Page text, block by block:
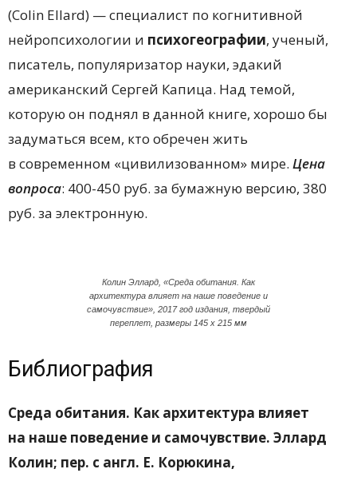
(Colin Ellard) — специалист по когнитивной
нейропсихологии и психогеографии, ученый,
писатель, популяризатор науки, эдакий
американский Сергей Капица. Над темой,
которую он поднял в данной книге, хорошо бы
задуматься всем, кто обречен жить
в современном «цивилизованном» мире. Цена
вопроса: 400-450 руб. за бумажную версию, 380
руб. за электронную.
Колин Эллард, «Среда обитания. Как
архитектура влияет на наше поведение и
самочувствие», 2017 год издания, твердый
переплет, размеры 145 х 215 мм
Библиография
Среда обитания. Как архитектура влияет
на наше поведение и самочувствие. Эллард
Колин; пер. с англ. Е. Корюкина,